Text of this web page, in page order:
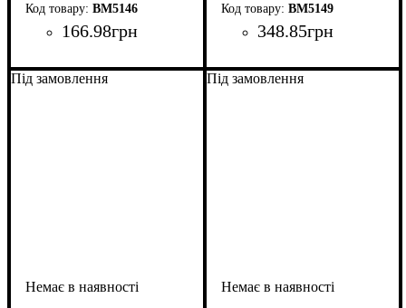
BM5146
166.98грн
наконечник
100
BM5149
348.85грн
наконечник
200
Під замовлення Під замовлення